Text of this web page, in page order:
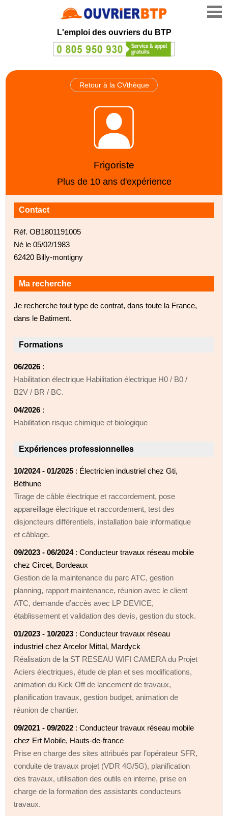
L'emploi des ouvriers du BTP
Retour à la CVthèque
Frigoriste
Plus de 10 ans d'expérience
Contact
Réf. OB1801191005
Né le 05/02/1983
62420 Billy-montigny
Ma recherche
Je recherche tout type de contrat, dans toute la France,
dans le Batiment.
Formations
06/2026 :
Habilitation électrique Habilitation électrique H0 / B0 /
B2V / BR / BC.
04/2026 :
Habilitation risque chimique et biologique
Expériences professionnelles
10/2024 - 01/2025 : Électricien industriel chez Gti,
Béthune
Tirage de câble électrique et raccordement, pose
appareillage électrique et raccordement, test des
disjoncteurs différentiels, installation baie informatique
et câblage.
09/2023 - 06/2024: Conducteur travaux réseau mobile
chez Circet, Bordeaux
Gestion de la maintenance du parc ATC, gestion
planning, rapport maintenance, réunion avec le client
ATC, demande d’accès avec LP DEVICE,
établissement et validation des devis, gestion du stock.
01/2023 - 10/2023 : Conducteur travaux réseau
industriel chez Arcelor Mittal, Mardyck
Réalisation de la ST RESEAU WIFI CAMERA du Projet
Aciers électriques, étude de plan et ses modifications,
animation du Kick Off de lancement de travaux,
planification travaux, gestion budget, animation de
réunion de chantier.
09/2021 - 09/2022 : Conducteur travaux réseau mobile
chez Ert Mobile, Hauts-de-france
Prise en charge des sites attribués par l’opérateur SFR,
conduite de travaux projet (VDR 4G/5G), planification
des travaux, utilisation des outils en interne, prise en
charge de la formation des assistants conducteurs
travaux.